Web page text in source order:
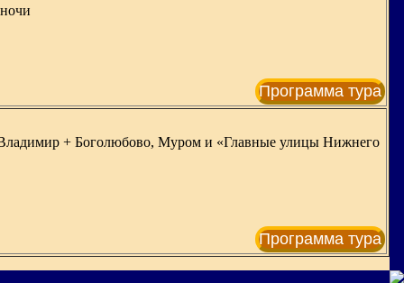
Программа тура
+ Боголюбово, Муром и «Главные улицы Нижнего
Программа тура